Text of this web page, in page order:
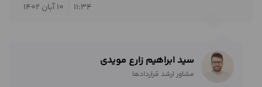
11:34
10 آبان 1402
سید ابراهیم زارع مویدی
مشاور ارشد قراردادها